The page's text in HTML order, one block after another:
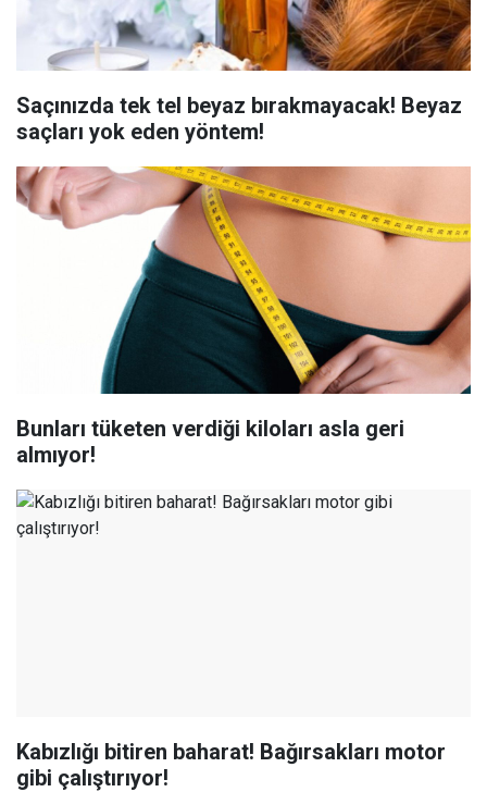
Saçınızda tek tel beyaz bırakmayacak! Beyaz
saçları yok eden yöntem!
Bunları tüketen verdiği kiloları asla geri
almıyor!
Kabızlığı bitiren baharat! Bağırsakları motor
gibi çalıştırıyor!